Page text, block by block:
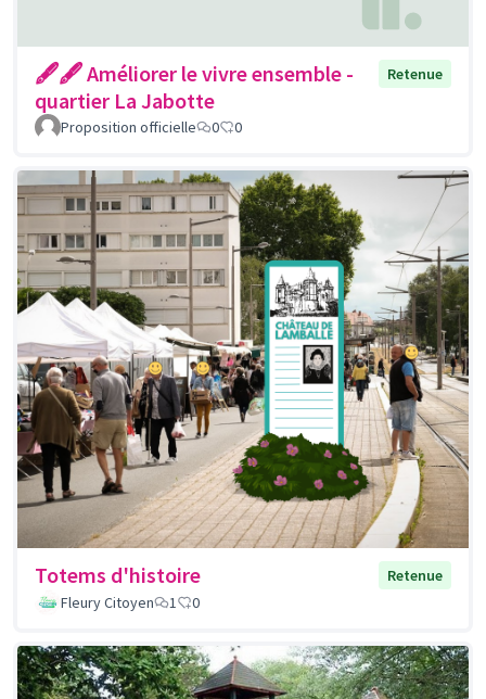
🖋🖋 Améliorer le vivre ensemble -
quartier La Jabotte
Retenue
Proposition officielle 0 0
Totems d'histoire
Retenue
Fleury Citoyen
1 0